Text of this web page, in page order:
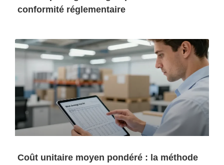
conformité réglementaire
Coût unitaire moyen pondéré : la méthode